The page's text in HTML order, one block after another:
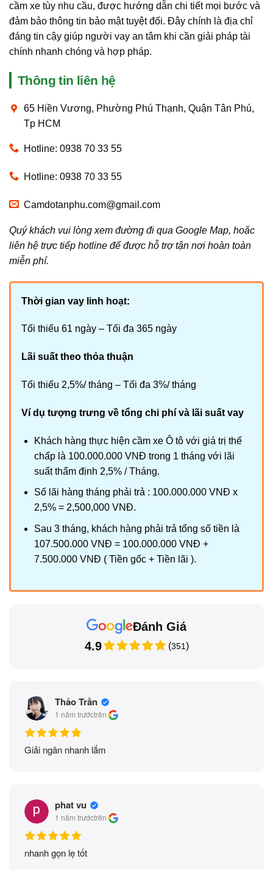
cầm xe tùy nhu cầu, được hướng dẫn chi tiết mọi bước và
đảm bảo thông tin bảo mật tuyệt đối. Đây chính là địa chỉ
đáng tin cậy giúp người vay an tâm khi cần giải pháp tài
chính nhanh chóng và hợp pháp.
Thông tin liên hệ
65 Hiền Vương, Phường Phú Thạnh, Quận Tân Phú,
Tp HCM
Hotline: 0938 70 33 55
Hotline: 0938 70 33 55
Camdotanphu.com@gmail.com
Quý khách vui lòng xem đường đi qua Google Map, hoặc
liên hệ trực tiếp hotline để được hỗ trợ tận nơi hoàn toàn
miễn phí.
Thời gian vay linh hoạt:
Tối thiểu 61 ngày – Tối đa 365 ngày
Lãi suất theo thỏa thuận
Tối thiểu 2,5%/ tháng – Tối đa 3%/ tháng
Ví dụ tượng trưng về tổng chi phí và lãi suất vay
Khách hàng thực hiện cầm xe Ô tô với giá trị thế
chấp là 100.000.000 VNĐ trong 1 tháng với lãi
suất thẩm định 2,5% / Tháng.
Số lãi hàng tháng phải trả : 100.000.000 VNĐ x
2,5% = 2,500,000 VNĐ.
Sau 3 tháng, khách hàng phải trả tổng số tiền là
107.500.000 VNĐ = 100.000.000 VNĐ +
7.500.000 VNĐ ( Tiền gốc + Tiền lãi ).
Đánh Giá
4.9
(351)
Thảo Trần
1 năm trướctrên
Giải ngân nhanh lắm
phat vu
1 năm trướctrên
nhanh gọn lẹ tốt